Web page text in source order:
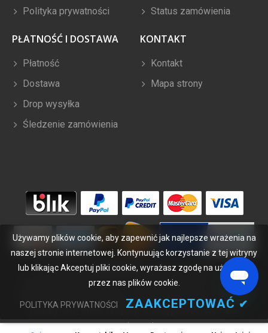
Polityka prywatności
Status zamówienia
PŁATNOŚĆ I DOSTAWA
Płatność
Dostawa
Drop wysyłka
Śledzenie zamówienia
KONTAKT
Kontakt
Mapa strony
Copyright ©2026 bateriabuy.pl. Wszelkie prawa zastrzeżone.
Wyznaczone znaki handlowe i marki są własnością ich właścicieli.
BateriaBuy.pl nie jest powiązany z żadnymi markami OEM. Wszystkie
produkty na tej stronie są ogólnymi, nieoryginalnymi częściami
zamiennymi.
Używamy plików cookie, aby zapewnić jak najlepsze wrażenia na
naszej stronie internetowej. Kontynuując korzystanie z tej witryny
lub klikając Akceptuj pliki cookie, wyrażasz zgodę na używanie
przez nas plików cookie.
POLITYKA PRYWATNOŚCI ZAAKCEPTOWAĆ ✔